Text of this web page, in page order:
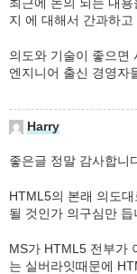
지 에 대해서 간과하
의도와 기술이 좋으면
엔지니어 출신 경영자
Harry
좋은글 정말 감사합니
HTML5의 본래 의도
될 것인가 의구심만 듭
MS가 HTML5 전부가
는 실버라잇때문에